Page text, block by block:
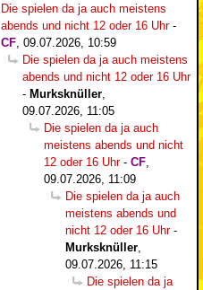
Die spielen da ja auch meistens
abends und nicht 12 oder 16 Uhr-
CF 09.07.2026, 10:59
Die spielen da ja auch meistens
abends und nicht 12 oder 16 Uhr
- Murksknüller
09.07.2026, 11:05
Die spielen da ja auch
meistens abends und nicht
12 oder 16 Uhr- CF
09.07.2026, 11:09
Die spielen da ja auch
meistens abends und
nicht 12 oder 16 Uhr-
Murksknüller
09.07.2026, 11:15
Die spielen da ja